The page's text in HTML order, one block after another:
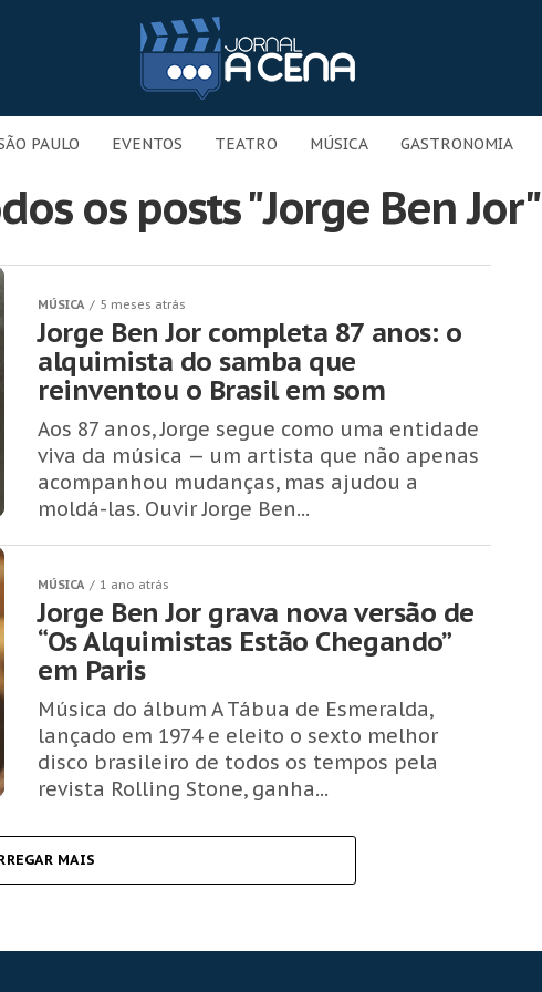
PAULO EVENTOS TEATRO MÚSICA GASTRONOMIA
os posts "Jorge Ben Jor"
MÚSICA 5 meses atrás
Jorge Ben Jor completa 87 anos: o
alquimista do samba que
reinventou o Brasil em som
Aos 87 anos, Jorge segue como uma entidade
viva da música — um artista que não apenas
acompanhou mudanças, mas ajudou a
moldá-las. Ouvir Jorge Ben...
MÚSICA 1 ano atrás
Jorge Ben Jor grava nova versão de
“Os Alquimistas Estão Chegando”
em Paris
Música do álbum A Tábua de Esmeralda,
lançado em 1974 e eleito o sexto melhor
disco brasileiro de todos os tempos pela
revista Rolling Stone, ganha...
MAIS